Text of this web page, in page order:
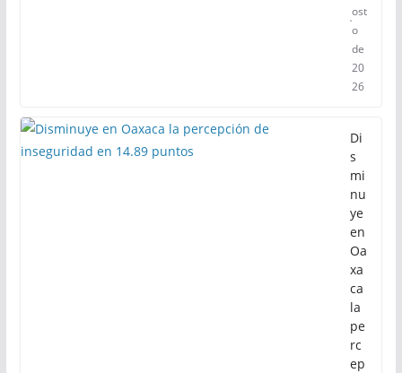
ost
o
de
20
26
Di
s
mi
nu
ye
en
Oa
xa
ca
la
pe
rc
ep